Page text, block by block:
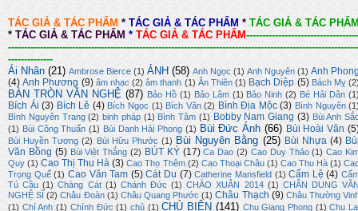
TÁC GIẢ & TÁC PHẨM * TÁC GIẢ & TÁC PHẨM * TÁC GIẢ & TÁC
* TÁC GIẢ & TÁC PHẨM *TÁC GIẢ & TÁC PHẨM-----------------------------------
--------------
Ái Nhân (21) Ambrose Bierce (1) ẢNH (58) Anh Ngọc (1) Anh Nguyên (1) Anh
(4) Anh Phương (9) âm nhạc (2) âm thanh (1) Ân Thiên (1) Bạch Diệp (5) Bách Mỵ
BÀN TRÒN VĂN NGHỆ (87) Bảo Hồ (1) Bảo Lâm (1) Bảo Ninh (2) Bé Hải Dân
Bích Ái (3) Bích Lê (4) Bích Ngọc (1) Bích Vân (2) Bình Địa Mộc (3) Bình Nguyên
Bình Nguyên Trang (2) binh pháp (1) Bình Tâm (1) Bobby Nam Giang (3) Bùi Anh
(1) Bùi Công Thuấn (1) Bùi Danh Hải Phong (1) Bùi Đức Ánh (66) Bùi Hoài Vân
Bùi Huyền Tương (2) Bùi Hữu Phước (1) Bùi Nguyên Bằng (25) Bùi Nhựa (4)
Văn Bồng (5) Bùi Việt Thắng (2) BÚT KÝ (17) Ca Dao (2) Cao Duy Thảo (1) Cao
Quy (1) Cao Thị Thu Hà (3) Cao Thọ Thêm (2) Cao Thoại Châu (1) Cao Thu Hà (1)
Trọng Quế (1) Cao Văn Tam (5) Cát Du (7) Catherine Mansfield (1) Cẩm Lệ (4)
Tú Cầu (1) Chàng Cát (1) Chánh Đức (1) CHÀO XUÂN 2014 (1) CHÂN DUNG
NGHỆ SĨ (2) Châu Đoàn (1) Châu Quang Phước (1) Châu Thạch (9) Châu Thường
(1) Chí Anh (1) Chính Đức (1) chủ (1) CHỦ BIÊN (141) Chu Giang Phong (1) Chu